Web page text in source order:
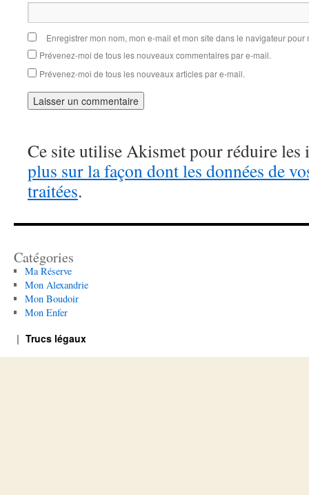
Enregistrer mon nom, mon e-mail et mon site dans le navigateur
Prévenez-moi de tous les nouveaux commentaires par e-mail.
Prévenez-moi de tous les nouveaux articles par e-mail.
Ce site utilise Akismet pour réduire les
plus sur la façon dont les données de
traitées.
Catégories
Ma Réserve
Mon Alexandrie
Mon Boudoir
Mon Enfer
Trucs légaux